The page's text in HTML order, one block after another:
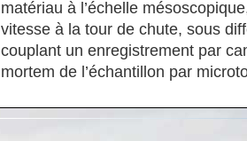
matériau à l’échelle
vitesse à la tour de chute, sous
couplant un enregistrement par
mortem de l’échantillon par